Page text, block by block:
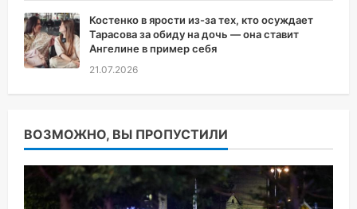
Костенко в ярости из-за тех, кто осуждает
Тарасова за обиду на дочь — она ставит
Ангелине в пример себя
21.07.2026
ВОЗМОЖНО, ВЫ ПРОПУСТИЛИ